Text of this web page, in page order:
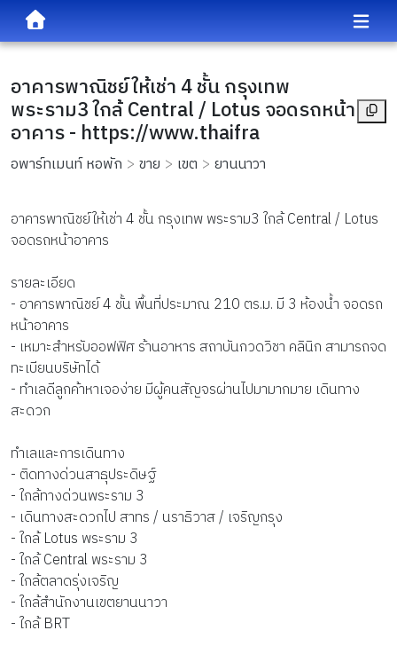
อาคารพาณิชย์ให้เช่า 4 ชั้น กรุงเทพ
พระราม3 ใกล้ Central / Lotus จอดรถหน้า
อาคาร - https://www.thaifra
อพาร์ทเมนท์ หอพัก ขาย เขต ยานนาวา
อาคารพาณิชย์ให้เช่า 4 ชั้น กรุงเทพ พระราม3 ใกล้ Central / Lotus
จอดรถหน้าอาคาร
รายละเอียด
- อาคารพาณิชย์ 4 ชั้น พื้นที่ประมาณ 210 ตร.ม. มี 3 ห้องน้ำ จอดรถ
หน้าอาคาร
- เหมาะสำหรับออฟฟิศ ร้านอาหาร สถาบันกวดวิชา คลินิก สามารถจด
ทะเบียนบริษัทได้
- ทำเลดีลูกค้าหาเจอง่าย มีผู้คนสัญจรผ่านไปมามากมาย เดินทาง
สะดวก
ทำเลและการเดินทาง
- ติดทางด่วนสาธุประดิษฐ์
- ใกล้ทางด่วนพระราม 3
- เดินทางสะดวกไป สาทร / นราธิวาส / เจริญกรุง
- ใกล้ Lotus พระราม 3
- ใกล้ Central พระราม 3
- ใกล้ตลาดรุ่งเจริญ
- ใกล้สำนักงานเขตยานนาวา
- ใกล้ BRT